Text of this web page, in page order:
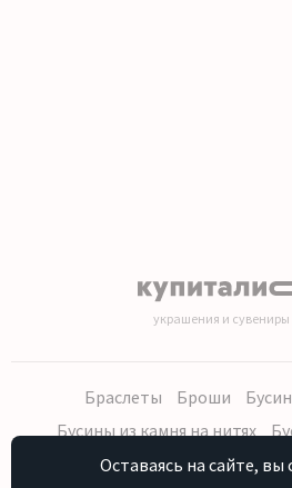
украшения и сувениры
Браслеты Броши
Бусины из камня на нитях
Кольца, серьги
Кулоны
Наборы
Оставаясь на сайте, вы